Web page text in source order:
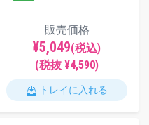
販売価格
¥5,049(税込)
(税抜 ¥4,590)
トレイに入れる